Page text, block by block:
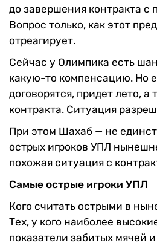
до завершения контракта
Вопрос только, как этот
отреагирует.
Сейчас у Олимпика есть
какую-то компенсацию. Но
договорятся, придет лето, а
контракта. Ситуация
При этом Шахаб — не
острых игроков УПЛ
похожая ситуация с
Самые острые игроки УПЛ
Кого считать острыми в
Тех, у кого наиболее
показатели забитых мячей